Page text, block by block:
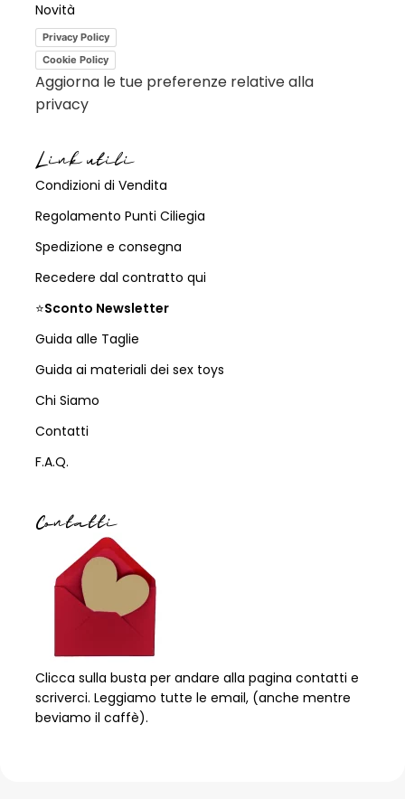
Novità
Privacy Policy
Cookie Policy
Aggiorna le tue preferenze relative alla
privacy
Link utili
Condizioni di Vendita
Regolamento Punti Ciliegia
Spedizione e consegna
Recedere dal contratto qui
⭐Sconto Newsletter
Guida alle Taglie
Guida ai materiali dei sex toys
Chi Siamo
Contatti
F.A.Q.
Contatti
Clicca sulla busta per andare alla pagina contatti e
scriverci. Leggiamo tutte le email, (anche mentre
beviamo il caffè).